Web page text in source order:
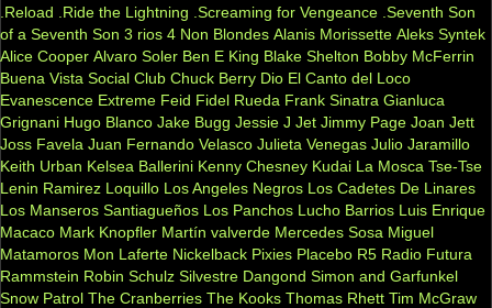
.Reload
.Ride the Lightning .Screaming for Vengeance .Seventh Son
of a Seventh Son 3 rios 4 Non Blondes Alanis Morissette Aleks Syntek
Alice Cooper Alvaro Soler Ben E King Blake Shelton Bobby McFerrin
Buena Vista Social Club Chuck Berry Dio El Canto del Loco
Evanescence Extreme Feid Fidel Rueda Frank Sinatra Gianluca
Grignani Hugo Blanco Jake Bugg Jessie J Jet Jimmy Page Joan Jett
Joss Favela Juan Fernando Velasco Julieta Venegas Julio Jaramillo
Keith Urban Kelsea Ballerini Kenny Chesney Kudai La Mosca Tse-Tse
Lenin Ramirez Loquillo Los Angeles Negros Los Cadetes De Linares
Los Manseros Santiagueños Los Panchos Lucho Barrios Luis Enrique
Macaco Mark Knopfler Martín valverde Mercedes Sosa Miguel
Matamoros Mon Laferte Nickelback Pixies Placebo R5 Radio Futura
Rammstein Robin Schulz Silvestre Dangond Simon and Garfunkel
Snow Patrol The Cranberries The Kooks Thomas Rhett Tim McGraw